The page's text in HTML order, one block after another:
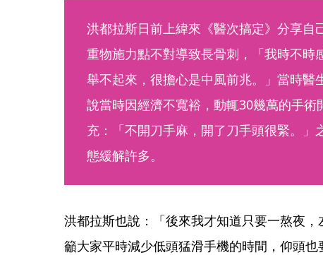
洪都拉斯日前上緯來《醫次搞定》分享自
重物施力點不對導致長骨刺，「我時不時
舉不起來，很擔心是中風前兆。」當時醫
說當時因經濟不寬裕，動輒30幾萬的手
充：「不開刀手麻，開了刀手頭很緊。」
態緩解許多。
洪都拉斯也說：「後來我才知道只要一熬夜
籲大家平時減少低頭猛滑手機的時間，仰頭也